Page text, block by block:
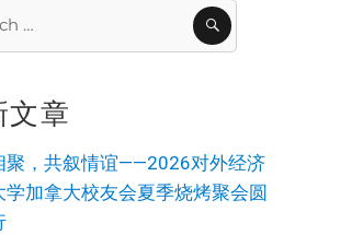
SEARCH
文章
聚，共叙情谊——2026对外经济
学加拿大校友会夏季烧烤聚会圆